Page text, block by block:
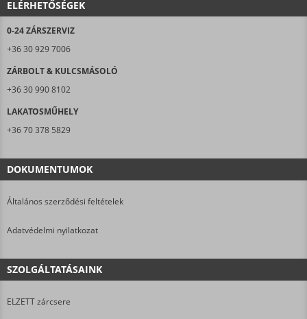
ELÉRHETŐSÉGEK
0-24 ZÁRSZERVIZ
+36 30 929 7006
ZÁRBOLT & KULCSMÁSOLÓ
+36 30 990 8102
LAKATOSMŰHELY
+36 70 378 5829
DOKUMENTUMOK
Általános szerződési feltételek
Adatvédelmi nyilatkozat
SZOLGÁLTATÁSAINK
ELZETT zárcsere